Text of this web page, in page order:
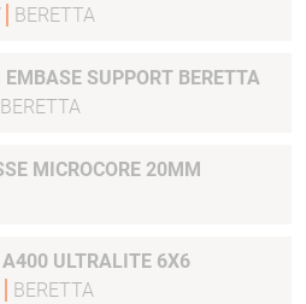
BERETTA
SUPPORT BERETTA
BERETTA
MICROCORE 20MM
A400 ULTRALITE 6X6
BERETTA